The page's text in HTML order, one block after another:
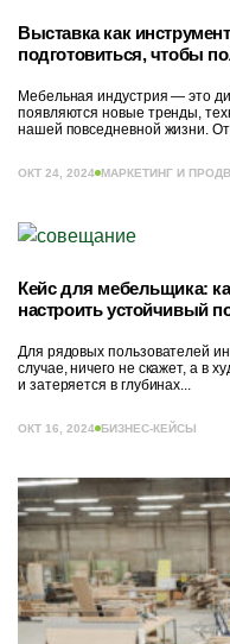
Выставка как
подготовиться, чтобы
Мебельная индустрия — это
появляются новые тренды,
нашей повседневной жизни.
ОКТ 24, 2024 МАРКЕТИНГ И
Кейс для мебельщика:
настроить устойчивый
Для рядовых пользователей
случае, ничего не скажет, а в
и затеряется в глубинах...
ОКТ 16, 2024 БИЗНЕС-КЕЙСЫ